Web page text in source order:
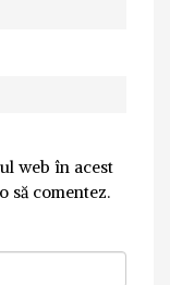
web în acest
să comentez.